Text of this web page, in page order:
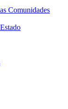
Comunidades